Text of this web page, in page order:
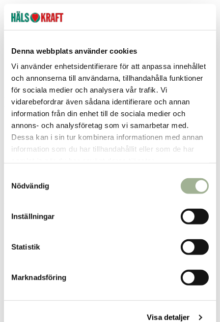
Denna webbplats använder cookies
Vi använder enhetsidentifierare för att anpassa innehållet
och annonserna till användarna, tillhandahålla funktioner
för sociala medier och analysera vår trafik. Vi
vidarebefordrar även sådana identifierare och annan
information från din enhet till de sociala medier och
annons- och analysföretag som vi samarbetar med.
Dessa kan i sin tur kombinera informationen med annan
information som du har tillhandahållit eller som de har
Nödvändig
Inställningar
Statistik
Marknadsföring
Visa detaljer
Pris:75 kr
75 kr
Produkten har utgått
– Ej i lager
Fri frakt över 299 kr
1-3 dagars leverans
Samma pris i butik & online
Reservera och hämta i butik
Enköping 2 st Reservera
Göteborg Nödinge 1 st Reservera
Sjöbo Reservera
Inom butikens öppettider
Produktbeskrivning
Innehåll